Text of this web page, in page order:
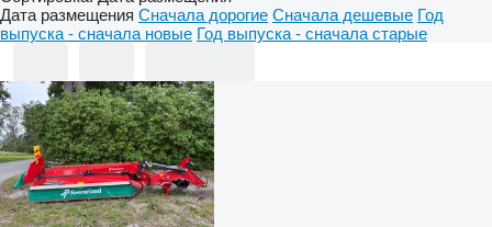
Дата размещения Сначала дорогие Сначала дешевые Год
выпуска - сначала новые Год выпуска - сначала старые